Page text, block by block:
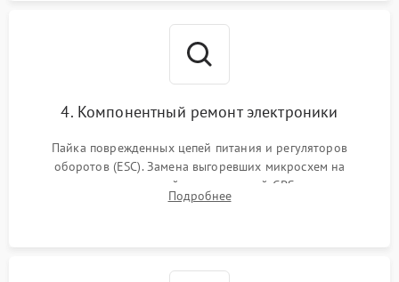
4. Компонентный ремонт электроники
Пайка поврежденных цепей питания и регуляторов
оборотов (ESC). Замена выгоревших микросхем на
материнской плате, модулей GPS
Подробнее